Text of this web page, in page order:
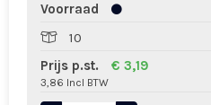
Voorraad
10
Prijs p.st.
€ 3,19
3,86 Incl BTW